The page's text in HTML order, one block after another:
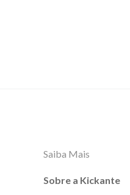
Saiba Mais
Sobre a Kickante